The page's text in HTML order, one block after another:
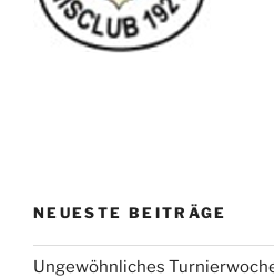
NEUESTE BEITRÄGE
Ungewöhnliches